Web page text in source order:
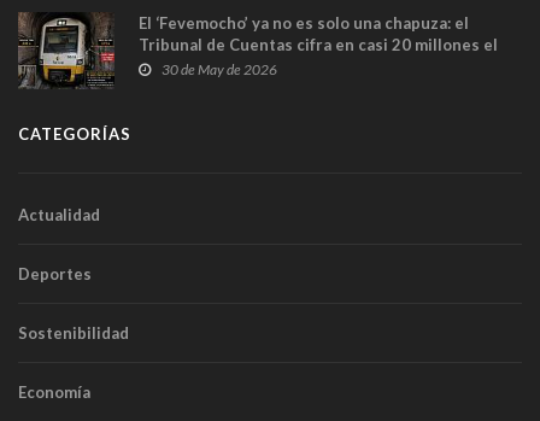
El ‘Fevemocho’ ya no es solo una chapuza: el
Tribunal de Cuentas cifra en casi 20 millones el
sobrecoste de los trenes que no cabían por los
30 de May de 2026
CATEGORÍAS
Actualidad
Deportes
Sostenibilidad
Economía